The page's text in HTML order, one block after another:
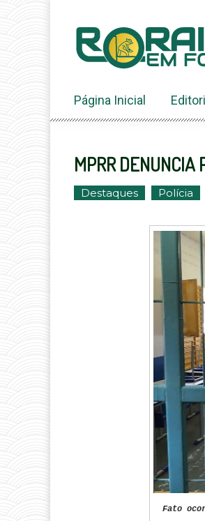
conteúdo
Página Inicial
MPRR DENUNCIA
Destaques Polícia
Fato